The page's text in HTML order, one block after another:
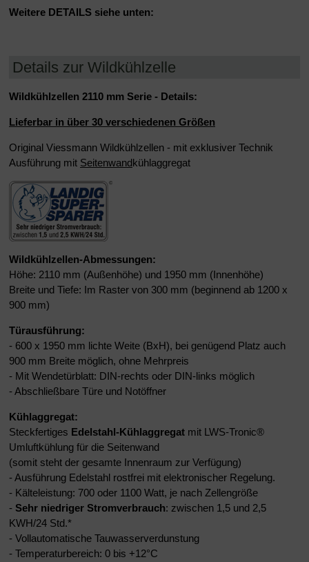
Weitere DETAILS siehe unten:
Details zur Wildkühlzelle
Wildkühlzellen 2110 mm Serie - Details:
Lieferbar in über 30 verschiedenen Größen
Original Viessmann Wildkühlzellen - mit exklusiver Technik
Ausführung mit Seitenwandkühlaggregat
Wildkühlzellen-Abmessungen:
Höhe: 2110 mm (Außenhöhe) und 1950 mm (Innenhöhe)
Breite und Tiefe: Im Raster von 300 mm (beginnend ab 1200 x
900 mm)
Türausführung:
- 600 x 1950 mm lichte Weite (BxH), bei genügend Platz auch
900 mm Breite möglich, ohne Mehrpreis
- Mit Wendetürblatt: DIN-rechts oder DIN-links möglich
- Abschließbare Türe und Notöffner
Kühlaggregat:
Steckfertiges Edelstahl-Kühlaggregat mit LWS-Tronic®
Umluftkühlung für die Seitenwand
(somit steht der gesamte Innenraum zur Verfügung)
- Ausführung Edelstahl rostfrei mit elektronischer Regelung.
- Kälteleistung: 700 oder 1100 Watt, je nach Zellengröße
- Sehr niedriger Stromverbrauch: zwischen 1,5 und 2,5
KWH/24 Std.*
- Vollautomatische Tauwasserverdunstung
- Temperaturbereich: 0 bis +12°C